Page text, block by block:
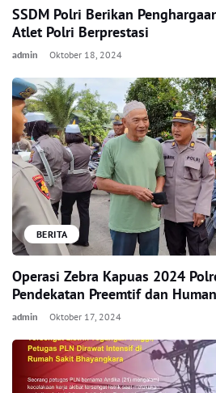
SSDM Polri Berikan
Atlet Polri Berprestasi
admin Oktober 18, 2024
BERITA
Operasi Zebra Kapuas 2024
Pendekatan Preemtif dan
admin Oktober 17, 2024